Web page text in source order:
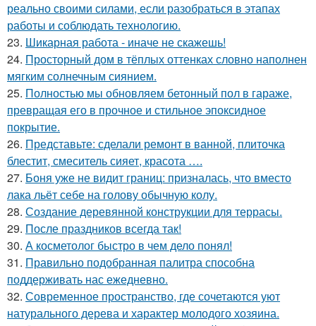
реально своими силами, если разобраться в этапах
работы и соблюдать технологию.
23. Шикарная работа - иначе не скажешь!
24. Просторный дом в тёплых оттенках словно наполнен
мягким солнечным сиянием.
25. Полностью мы обновляем бетонный пол в гараже,
превращая его в прочное и стильное эпоксидное
покрытие.
26. Представьте: сделали ремонт в ванной, плиточка
блестит, смеситель сияет, красота ….
27. Боня уже не видит границ: призналась, что вместо
лака льёт себе на голову обычную колу.
28. Создание деревянной конструкции для террасы.
29. После праздников всегда так!
30. А косметолог быстро в чем дело понял!
31. Правильно подобранная палитра способна
поддерживать нас ежедневно.
32. Современное пространство, где сочетаются уют
натурального дерева и характер молодого хозяина.